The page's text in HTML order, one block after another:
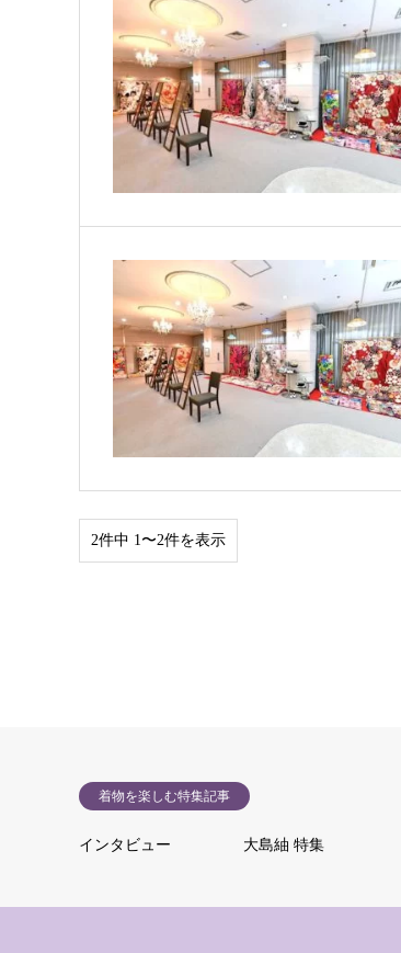
2件中 1〜2件を表示
着物を楽しむ特集記事
インタビュー 大島紬 特集